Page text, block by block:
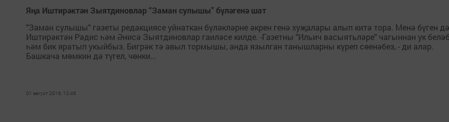
Яңа Иштирәктән Зыятдиновлар “Заман сулышы” бүләгенә шат
"Заман сулышы" газеты редакциясе уйнаткан бүләкләрне әкрен генә хуҗалары алып китә тора. Менә бүген
Иштирәктән Рәдис һәм Әнисә Зыятдиновлар гаиләсе килде. -Газетны "Ильич васыятьләре" чагыннан ук
һәм бик яратып укыйбыз. Бигрәк тә авыл тормышы, анда язылган танышларны күреп сөенәбез, - ди алар.
Башкача мөмкин дә түгел, чөнки...
01 август 2016, 12:46